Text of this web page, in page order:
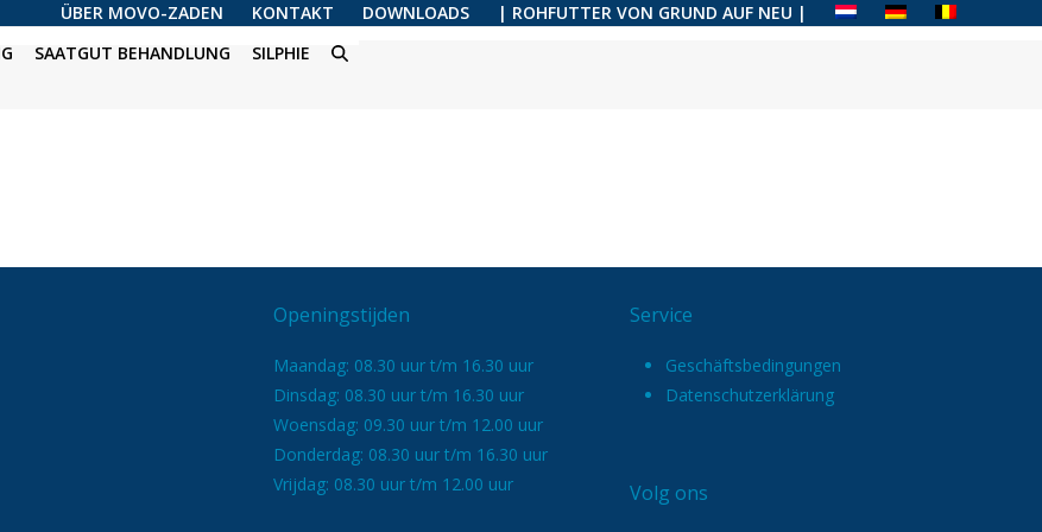
ÜBER MOVO-ZADEN KONTAKT DOWNLOADS
| ROHFUTTER VON GRUND AUF NEU |
SAATGUT BEHANDLUNG SILPHIE
Openingstijden
Maandag: 08.30 uur t/m 16.30 uur
Dinsdag: 08.30 uur t/m 16.30 uur
Woensdag: 09.30 uur t/m 12.00 uur
Donderdag: 08.30 uur t/m 16.30 uur
Vrijdag: 08.30 uur t/m 12.00 uur
Service
Geschäftsbedingungen
Datenschutzerklärung
Volg ons